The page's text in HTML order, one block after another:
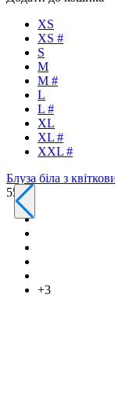
XS
XS #
S
M
M #
L
L #
XL
XL #
XXL #
Блуза біла з
550 ₴
+3